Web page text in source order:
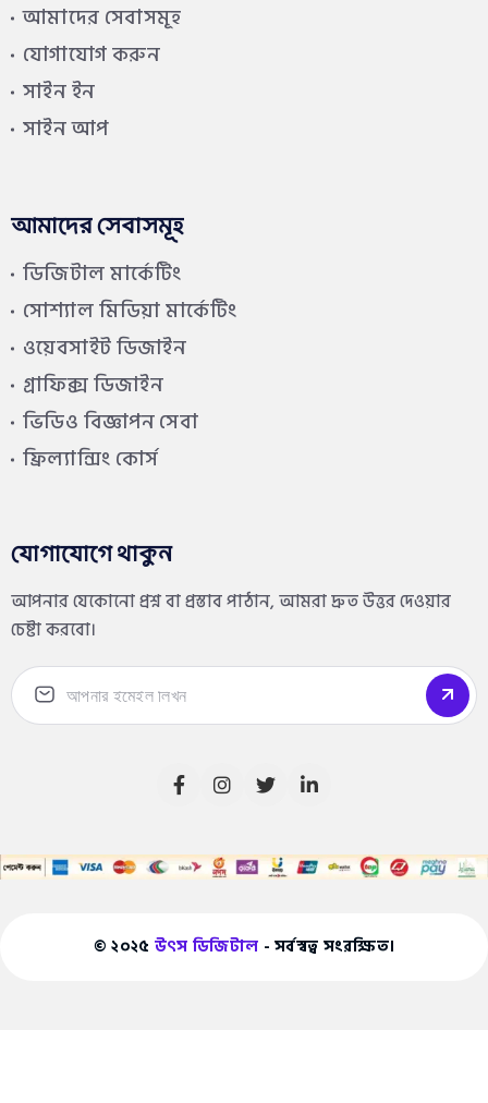
আমাদের সেবাসমূহ
যোগাযোগ করুন
সাইন ইন
সাইন আপ
আমাদের সেবাসমূহ
ডিজিটাল মার্কেটিং
সোশ্যাল মিডিয়া মার্কেটিং
ওয়েবসাইট ডিজাইন
গ্রাফিক্স ডিজাইন
ভিডিও বিজ্ঞাপন সেবা
ফ্রিল্যান্সিং কোর্স
যোগাযোগে থাকুন
আপনার যেকোনো প্রশ্ন বা প্রস্তাব পাঠান, আমরা দ্রুত উত্তর দেওয়ার
চেষ্টা করবো।
© ২০২৫ উৎস ডিজিটাল - সর্বস্বত্ব সংরক্ষিত।